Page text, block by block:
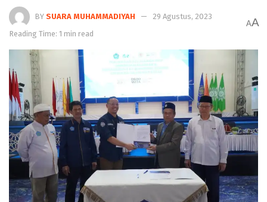
BY SUARA MUHAMMADIYAH
29 Agustus, 2023
Reading Time: 1 min read
AA